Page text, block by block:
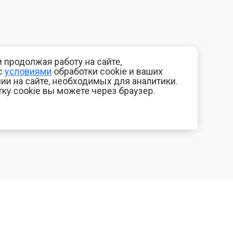
работу на сайте,
условиями обработки cookie и ваших
на сайте, необходимых для аналитики.
cookie вы можете через браузер.